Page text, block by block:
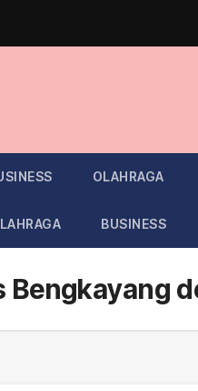
OLAHRAGA
BUSINESS
Bengkayang